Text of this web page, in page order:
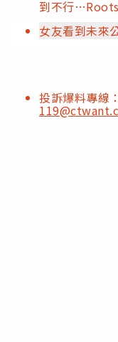
到不行
女友看到未來
投訴爆料專線：